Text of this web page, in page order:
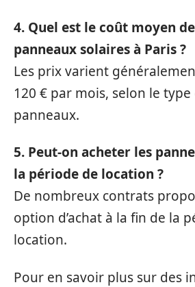
4. Quel est le coût moyen
panneaux solaires à Paris ?
Les prix varient
120 € par mois, selon le
panneaux.
5. Peut-on acheter les
la période de location ?
De nombreux contrats
option d’achat à la fin de la
location.
Pour en savoir plus sur des